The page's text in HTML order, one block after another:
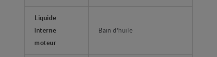
Liquide
interne
moteur
Bain d'huile